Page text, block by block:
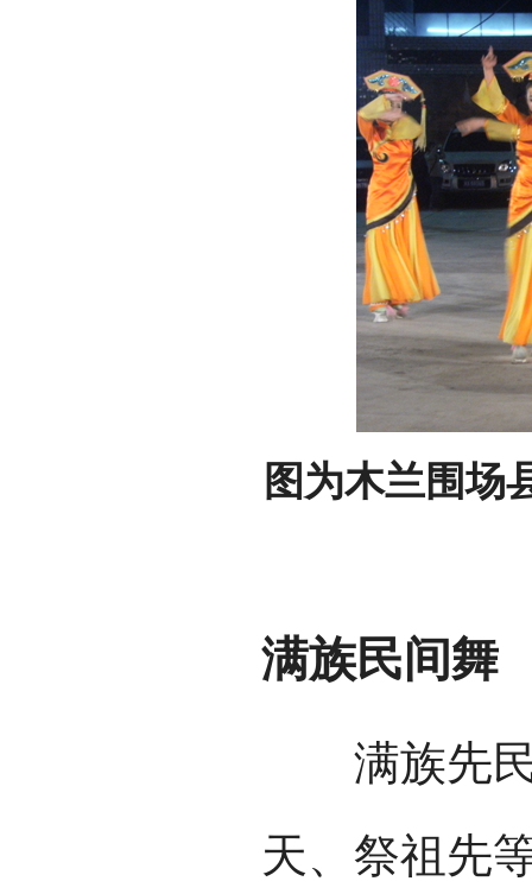
图为木兰围场
满族民间舞
满族先民
天、祭祖先